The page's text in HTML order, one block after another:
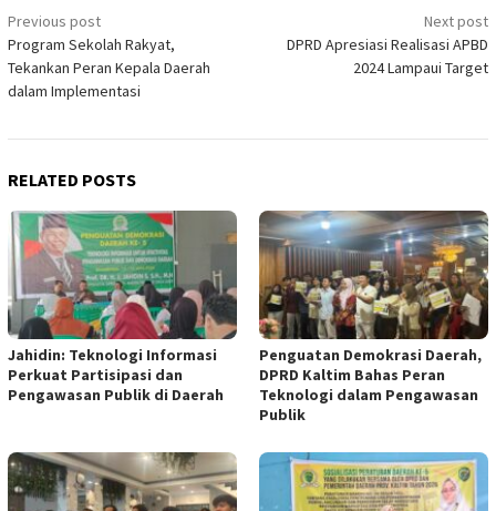
Post
navigation
Previous post
Program Sekolah Rakyat,
Tekankan Peran Kepala Daerah
dalam Implementasi
Next post
DPRD Apresiasi Realisasi APBD
2024 Lampaui Target
RELATED POSTS
Jahidin: Teknologi Informasi
Perkuat Partisipasi dan
Pengawasan Publik di Daerah
Penguatan Demokrasi Daerah,
DPRD Kaltim Bahas Peran
Teknologi dalam Pengawasan
Publik